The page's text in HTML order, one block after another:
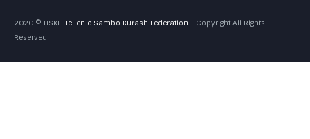
2020 © HSKF Hellenic Sambo Kurash Federation - Copyright All Rights
Reserved